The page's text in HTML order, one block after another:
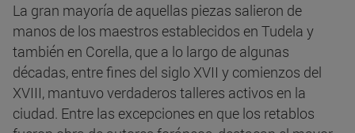
La gran mayoría de aquellas piezas salieron de
manos de los maestros establecidos en Tudela y
también en Corella, que a lo largo de algunas
décadas, entre fines del siglo XVII y comienzos del
XVIII, mantuvo verdaderos talleres activos en la
ciudad. Entre las excepciones en que los retablos